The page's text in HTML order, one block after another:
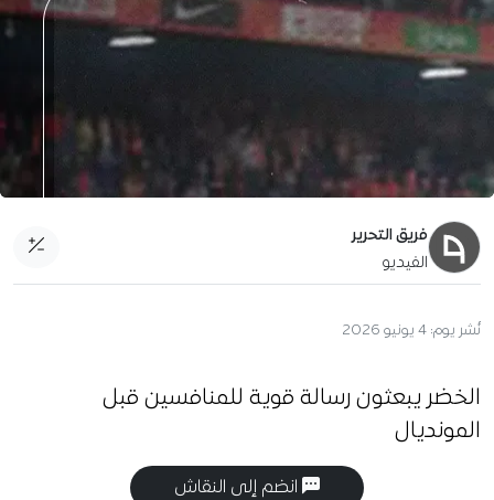
فريق التحرير
الفيديو
نُشر يوم: 4 يونيو 2026
الخضر يبعثون رسالة قوية للمنافسين قبل
المونديال
انضم إلى النقاش